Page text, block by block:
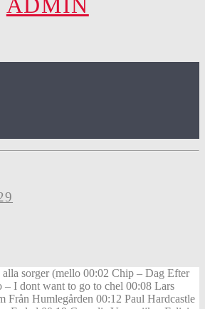
ADMIN
sorger (mello 00:02 Chip – Dag Efter
– I dont want to go to chel 00:08 Lars
Från Humlegården 00:12 Paul Hardcastle